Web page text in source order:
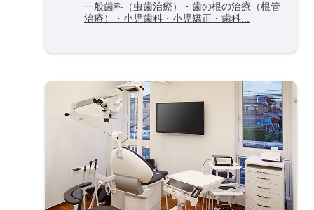
一般歯科（虫歯治療）・歯の根の治療（根管
治療）・小児歯科・小児矯正・歯科...